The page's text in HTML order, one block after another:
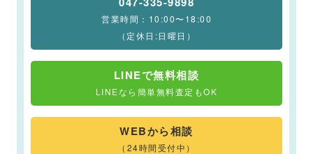
営業時間：10:00〜18:00
（定休日:日曜日）
LINEで無料相談
LINEなら簡単無料査定もOK
WEBから相談
（24時間受付中）